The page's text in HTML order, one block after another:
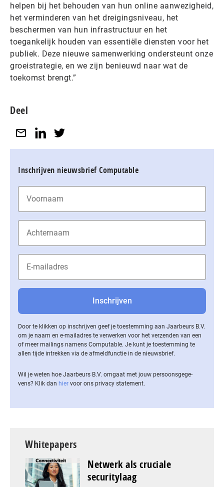
helpen bij het behouden van hun online aanwezigheid,
het verminderen van het dreigingsniveau, het
beschermen van hun infrastructuur en het
toegankelijk houden van essentiële diensten voor het
publiek. Deze nieuwe samenwerking ondersteunt onze
groeistrategie, en we zijn benieuwd naar wat de
toekomst brengt.”
Deel
Inschrijven nieuwsbrief Computable
Door te klikken op inschrijven geef je toestemming aan Jaarbeurs B.V.
om je naam en e-mailadres te verwerken voor het verzenden van een
of meer mailings namens Computable. Je kunt je toestemming te
allen tijde intrekken via de af­meld­func­tie in de nieuwsbrief.
Wil je weten hoe Jaarbeurs B.V. omgaat met jouw per­soons­ge­ge­
vens? Klik dan hier voor ons privacy statement.
Whitepapers
Netwerk als cruciale
securitylaag